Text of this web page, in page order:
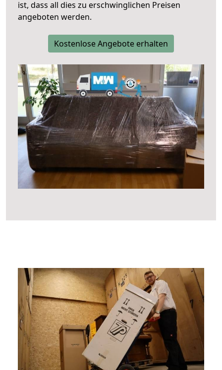
ist, dass all dies zu erschwinglichen Preisen
angeboten werden.
Kostenlose Angebote erhalten